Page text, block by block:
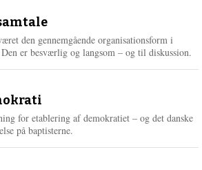
den gennemgående organisationsform i
Den er besværlig og langsom – og til diskussion.
for etablering af demokratiet – og det danske
på baptisterne.